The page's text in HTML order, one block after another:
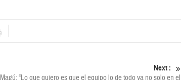
Next :
Magú: “Lo que quiero es que el equipo lo de todo ya no solo en el